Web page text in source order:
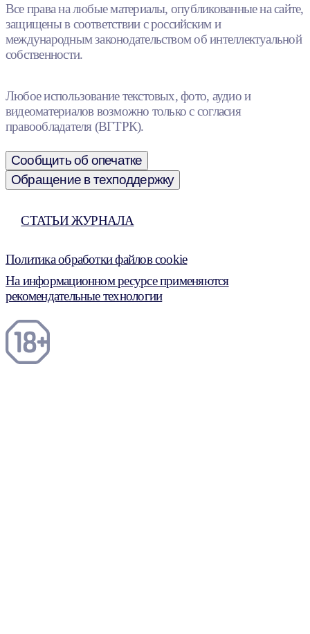
Все права на любые материалы, опубликованные на сайте,
защищены в соответствии с российским и
международным законодательством об интеллектуальной
собственности.
Любое использование текстовых, фото, аудио и
видеоматериалов возможно только с согласия
правообладателя (ВГТРК).
Сообщить об опечатке
Обращение в техподдержку
СТАТЬИ ЖУРНАЛА
Политика обработки файлов cookie
На информационном ресурсе применяются
рекомендательные технологии